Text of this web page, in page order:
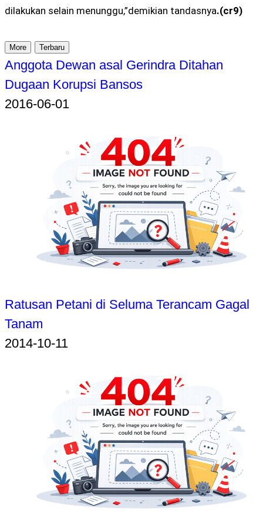
dilakukan selain menunggu,”demikian tandasnya.(cr9)
More Terbaru
Anggota Dewan asal Gerindra Ditahan
Dugaan Korupsi Bansos
2016-06-01
Ratusan Petani di Seluma Terancam Gagal
Tanam
2014-10-11